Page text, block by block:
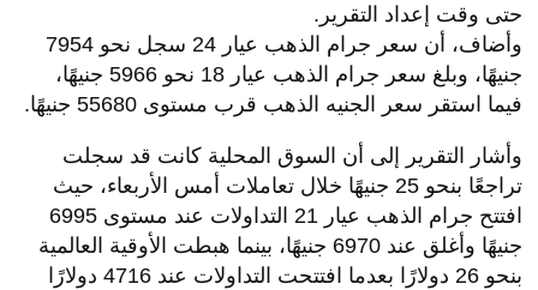
حتى وقت إعداد التقرير.
وأضاف، أن سعر جرام الذهب عيار 24 سجل نحو 7954
جنيهًا، وبلغ سعر جرام الذهب عيار 18 نحو 5966 جنيهًا،
فيما استقر سعر الجنيه الذهب قرب مستوى 55680 جنيهًا.
وأشار التقرير إلى أن السوق المحلية كانت قد سجلت
تراجعًا بنحو 25 جنيهًا خلال تعاملات أمس الأربعاء، حيث
افتتح جرام الذهب عيار 21 التداولات عند مستوى 6995
جنيهًا وأغلق عند 6970 جنيهًا، بينما هبطت الأوقية العالمية
بنحو 26 دولارًا بعدما افتتحت التداولات عند 4716 دولارًا